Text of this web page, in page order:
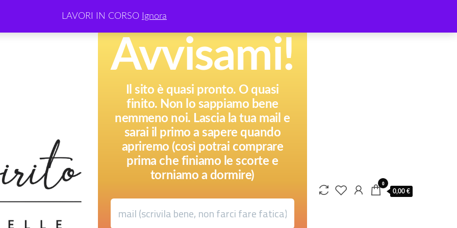
LAVORI IN CORSO Ignora
Avvisami!
Il sito è quasi pronto. O quasi
finito. Non lo sappiamo bene
nemmeno noi. Lascia la tua mail e
sarai il primo a sapere quando
apriremo (così potrai comprare
prima che finiamo le scorte e
torniamo a dormire)
0
0,00 €